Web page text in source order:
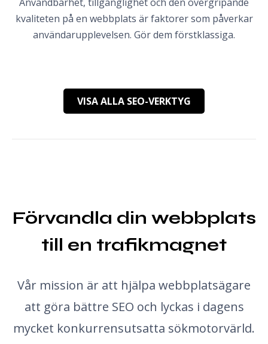
kvaliteten på en webbplats är faktorer som påverkar
användarupplevelsen. Gör dem förstklassiga.
VISA ALLA SEO-VERKTYG
Förvandla din webbplats
till en trafikmagnet
Vår mission är att hjälpa webbplatsägare
att göra bättre SEO och lyckas i dagens
mycket konkurrensutsatta sökmotorvärld.